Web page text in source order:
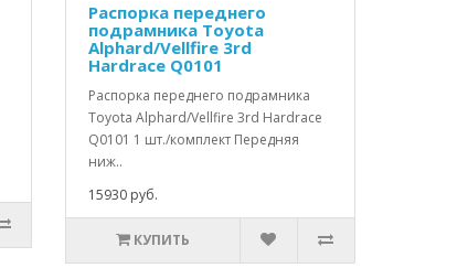
Распорка переднего
подрамника Toyota
Alphard/Vellfire 3rd
Hardrace Q0101
Распорка переднего подрамника
Toyota Alphard/Vellfire 3rd Hardrace
Q0101 1 шт./комплект Передняя
ниж..
15930 руб.
КУПИТЬ